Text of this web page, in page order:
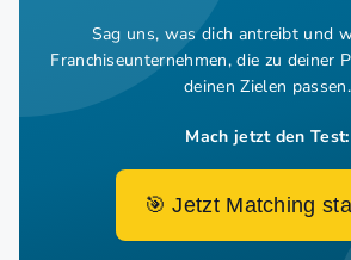
Sag uns, was dich antreibt und
Franchiseunternehmen, die zu deiner
deinen Zielen passen.
Mach jetzt den Test:
🎯 Jetzt Matching